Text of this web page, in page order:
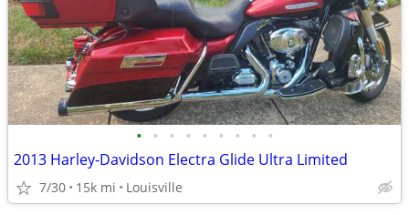
• • • • • • • • •
2013 Harley-Davidson Electra Glide Ultra Limited
7/30 15k mi Louisville